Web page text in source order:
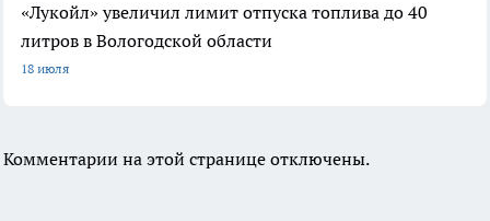
«Лукойл» увеличил лимит отпуска топлива до 40
литров в Вологодской области
18 июля
Комментарии на этой странице отключены.